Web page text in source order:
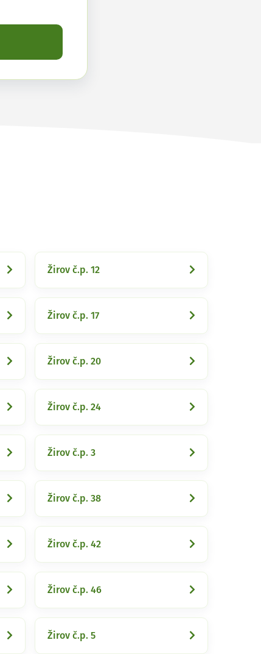
Žirov č.p. 12
Žirov č.p. 17
Žirov č.p. 20
Žirov č.p. 24
Žirov č.p. 3
Žirov č.p. 38
Žirov č.p. 42
Žirov č.p. 46
Žirov č.p. 5